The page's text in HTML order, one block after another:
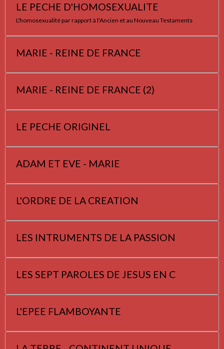
LE PECHE D'HOMOSEXUALITE
L'homosexualité par rapport à l'Ancien et au Nouveau Testaments
MARIE - REINE DE FRANCE
MARIE - REINE DE FRANCE (2)
LE PECHE ORIGINEL
ADAM ET EVE - MARIE
L'ORDRE DE LA CREATION
LES INTRUMENTS DE LA PASSION
LES SEPT PAROLES DE JESUS EN C
L'EPEE FLAMBOYANTE